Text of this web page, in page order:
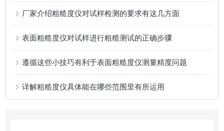
厂家介绍粗糙度仪对试样检测的要求有这几方面
表面粗糙度仪对试样进行粗糙测试的正确步骤
遵循这些小技巧有利于表面粗糙度仪测量精度问题
详解粗糙度仪具体能在哪些范围里有所运用